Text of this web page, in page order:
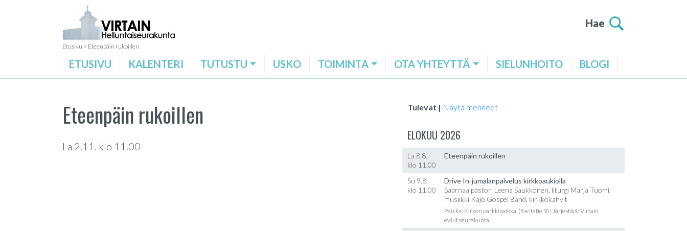
Hae
Etusivu > Eteenpäin rukoillen
ETUSIVU KALENTERI TUTUSTU USKO TOIMINTA OTA YHTEYTTÄ SIELUNHOITO BLOGI
Eteenpäin rukoillen
La 2.11. klo 11.00
Tulevat | Näytä menneet
ELOKUU 2026
La 8.8.
klo 11.00
Eteenpäin rukoillen
Su 9.8.
klo 11.00
Drive In-jumalanpalvelus kirkkoaukiolla
Saarnaa pastori Leena Saukkonen, liturgi Marja Tuomi,
musiikki Kajo Gospel Band, kirkkokahvit
Paikka: Kirkon parkkipaikka, (Rantatie 9) | Järjestäjä: Virtain
ev.lut.seurakunta